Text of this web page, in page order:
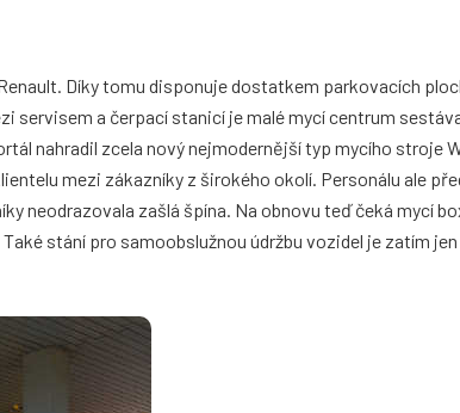
Díky tomu disponuje dostatkem parkovacích
servisem a čerpací stanicí je malé mycí centrum
nahradil zcela nový nejmodernější typ mycího stroje
mezi zákazníky z širokého okolí. Personálu ale
neodrazovala zašlá špína. Na obnovu teď čeká mycí
stání pro samoobslužnou údržbu vozidel je zatím